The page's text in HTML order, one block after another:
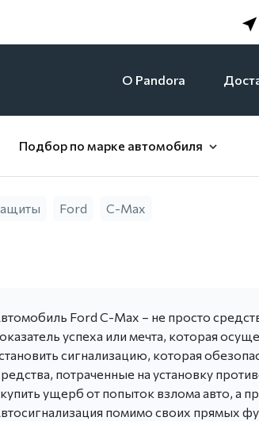
O Pandora
Подбор по марке автомобиля
Ford C-Max
Ford C-Max – не просто
успеха или мечта, которая
сигнализацию, которая
потраченные на установку
ущерб от попыток взлома авто, а
помимо своих прямых